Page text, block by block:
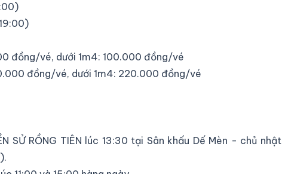
đồng/vé, dưới 1m4: 100.000 đồng/vé
đồng/vé, dưới 1m4: 220.000 đồng/vé
SỬ RỒNG TIÊN lúc 13:30 tại Sân khấu Dế Mèn - chủ nhật